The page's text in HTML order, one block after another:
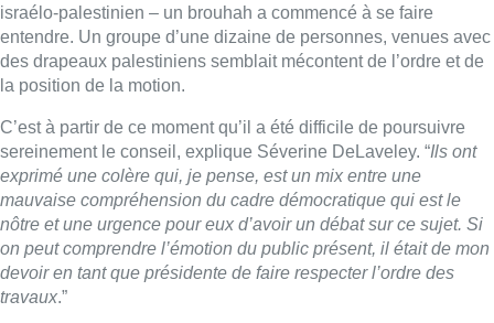
israélo-palestinien – un brouhah a commencé à se faire
entendre. Un groupe d’une dizaine de personnes, venues avec
des drapeaux palestiniens semblait mécontent de l’ordre et de
la position de la motion.
C’est à partir de ce moment qu’il a été difficile de poursuivre
sereinement le conseil, explique Séverine DeLaveley. “Ils ont
exprimé une colère qui, je pense, est un mix entre une
mauvaise compréhension du cadre démocratique qui est le
nôtre et une urgence pour eux d’avoir un débat sur ce sujet. Si
on peut comprendre l’émotion du public présent, il était de mon
devoir en tant que présidente de faire respecter l’ordre des
travaux.”